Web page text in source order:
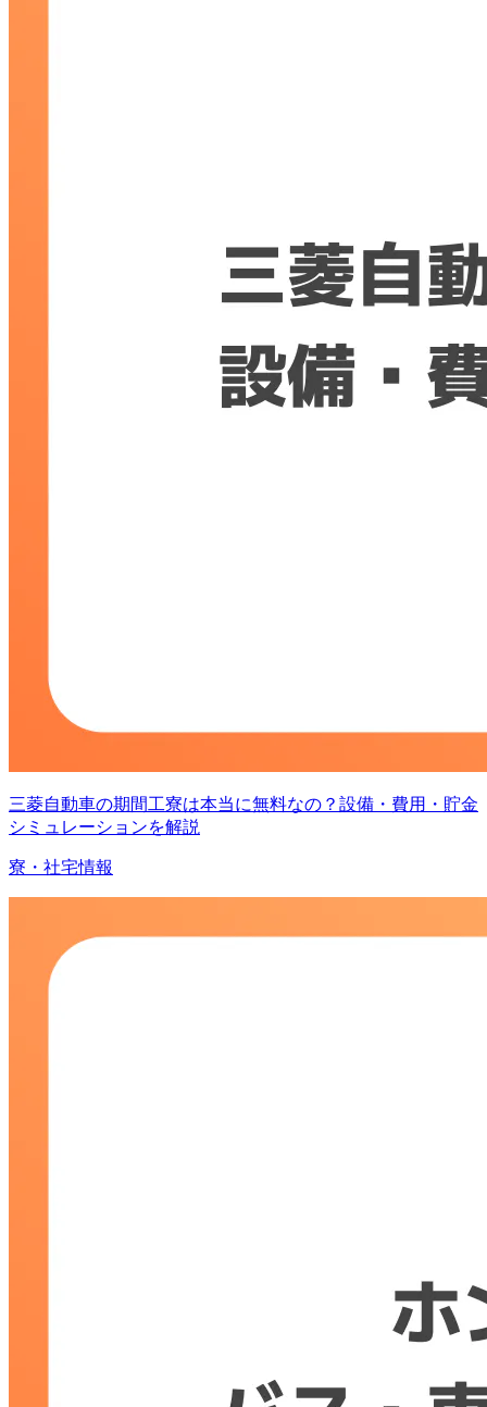
三菱自動車の期間工寮は本当に無料なの？設備・費用・貯金
シミュレーションを解説
寮・社宅情報